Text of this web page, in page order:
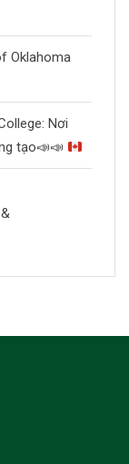
Oklahoma
Nơi
tạo📣📣